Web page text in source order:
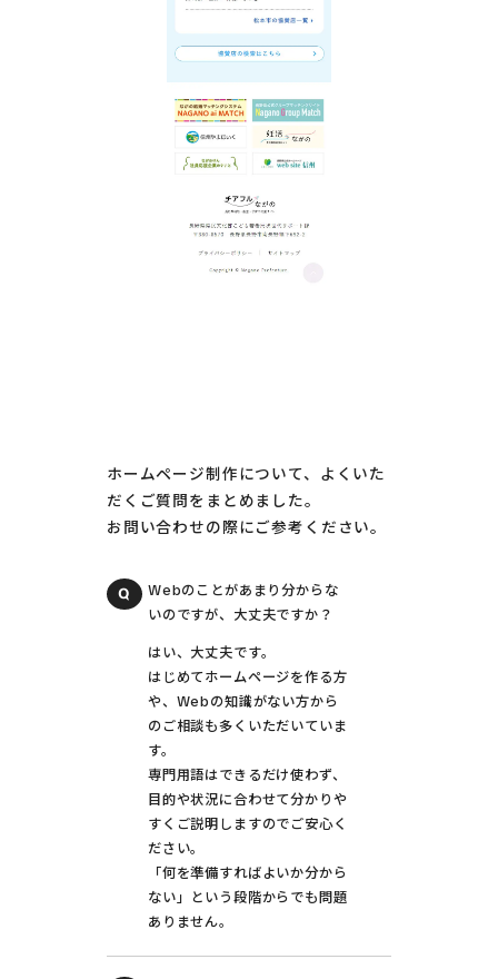
ホームページ制作について、よくいた
だくご質問をまとめました。
お問い合わせの際にご参考ください。
Webのことがあまり分からな
いのですが、大丈夫ですか？
はい、大丈夫です。
はじめてホームページを作る方
や、Webの知識がない方から
のご相談も多くいただいていま
す。
専門用語はできるだけ使わず、
目的や状況に合わせて分かりや
すくご説明しますのでご安心く
ださい。
「何を準備すればよいか分から
ない」という段階からでも問題
ありません。